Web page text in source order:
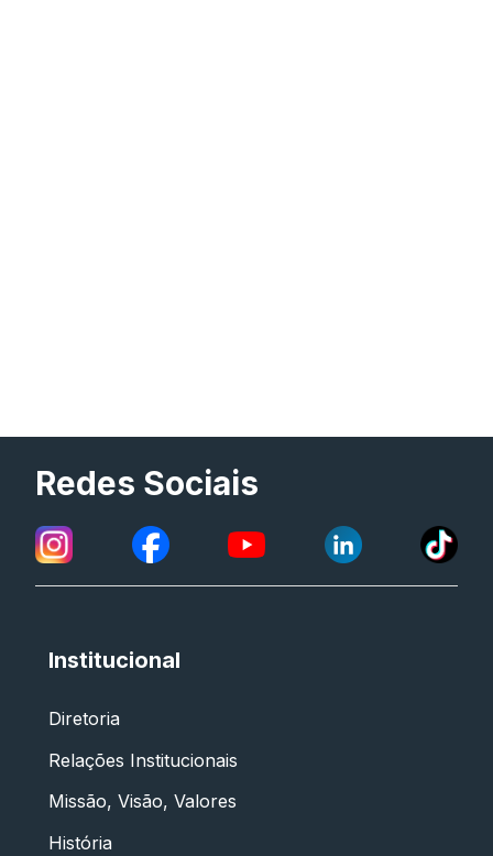
Redes Sociais
Institucional
Diretoria
Relações Institucionais
Missão, Visão, Valores
História